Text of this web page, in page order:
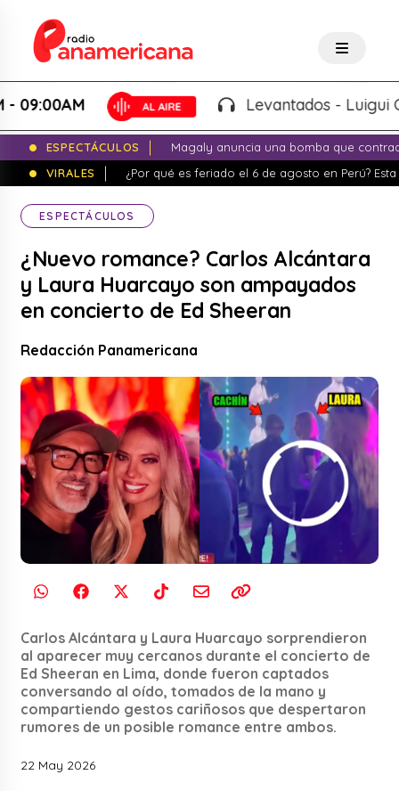
Levantados - Luigui
ESPECTÁCULOS
Magaly anuncia una bomba que
VIRALES
¿Por qué es feriado el 6 de agosto en Perú?
ESPECTÁCULOS
¿Nuevo romance? Carlos Alcántara
y Laura Huarcayo son ampayados
en concierto de Ed Sheeran
Redacción Panamericana
Carlos Alcántara y Laura Huarcayo sorprendieron
al aparecer muy cercanos durante el concierto de
Ed Sheeran en Lima, donde fueron captados
conversando al oído, tomados de la mano y
compartiendo gestos cariñosos que despertaron
rumores de un posible romance entre ambos.
22 May 2026